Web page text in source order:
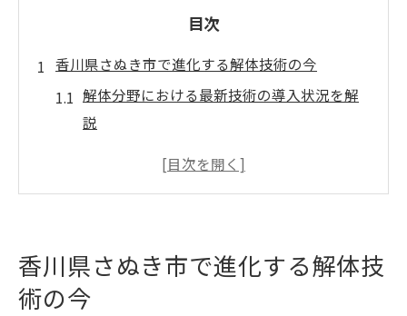
目次
香川県さぬき市で進化する解体技術の今
解体分野における最新技術の導入状況を解
説
香川県さぬき市の解体現場で注目される技
環境配慮を実現する解体手法の発展と特徴
地元で広がる解体技術の効率化と課題
香川県さぬき市で進化する解体技
術の今